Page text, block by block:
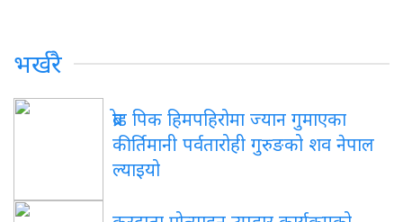
भर्खरै
ब्रोड पिक हिमपहिरोमा ज्यान गुमाएका
कीर्तिमानी पर्वतारोही गुरुङको शव नेपाल
ल्याइयो